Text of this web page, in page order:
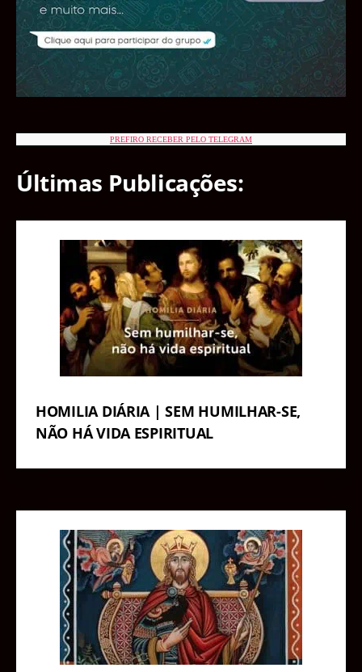
PREFIRO RECEBER PELO TELEGRAM
Últimas Publicações:
HOMILIA DIÁRIA | SEM HUMILHAR-SE,
NÃO HÁ VIDA ESPIRITUAL